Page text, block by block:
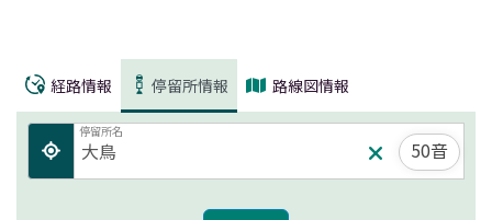
経路情報 停留所情報 路線図情報
停留所名
50音